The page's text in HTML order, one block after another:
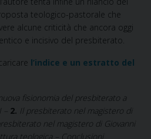
teologico-pastorale che
alcune criticità che ancora oggi
e incisivo del presbiterato.
l’indice e un estratto del
fisionomia del presbiterato a
2. Il presbiterato nel magistero di
nel magistero di Giovanni
teologica – Conclusioni